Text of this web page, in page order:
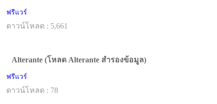
ฟรีแวร์
ดาวน์โหลด : 5,661
Alterante (โหลด Alterante สำรองข้อมูล)
ฟรีแวร์
ดาวน์โหลด : 78